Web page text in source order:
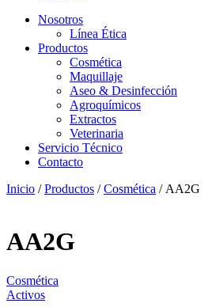
Nosotros
Línea Ética
Productos
Cosmética
Maquillaje
Aseo & Desinfección
Agroquímicos
Extractos
Veterinaria
Servicio Técnico
Contacto
Inicio /Productos /Cosmética / AA2G
AA2G
Cosmética
Activos